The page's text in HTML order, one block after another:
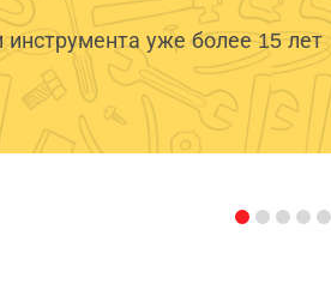
уже более 15 лет